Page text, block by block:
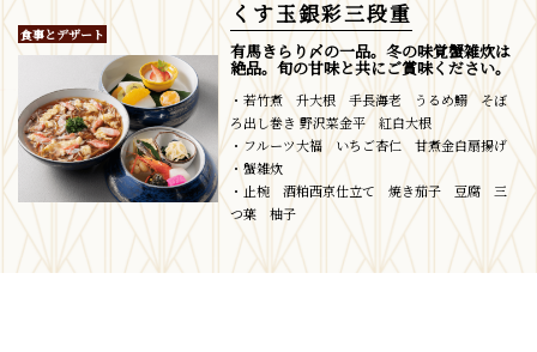
食事とデザート
くす玉銀彩三段重
有馬きらり〆の一品。冬の味覚蟹雑炊は
絶品。旬の甘味と共にご賞味ください。
・若竹煮 升大根 手長海老 うるめ鰯 そぼ
ろ出し巻き 野沢菜金平 紅白大根
・フルーツ大福 いちご杏仁 甘煮金白扇揚げ
・蟹雑炊
・止椀 酒粕西京仕立て 焼き茄子 豆腐 三
つ葉 柚子